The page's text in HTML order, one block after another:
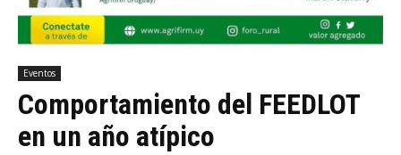
Eventos
Comportamiento del FEEDLOT
en un año atípico